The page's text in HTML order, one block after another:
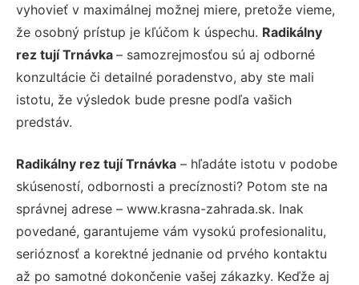
vyhovieť v maximálnej možnej miere, pretože vieme,
že osobný prístup je kľúčom k úspechu. Radikálny
rez tují Trnávka – samozrejmosťou sú aj odborné
konzultácie či detailné poradenstvo, aby ste mali
istotu, že výsledok bude presne podľa vašich
predstáv.
Radikálny rez tují Trnávka – hľadáte istotu v podobe
skúseností, odbornosti a precíznosti? Potom ste na
správnej adrese – www.krasna-zahrada.sk. Inak
povedané, garantujeme vám vysokú profesionalitu,
serióznosť a korektné jednanie od prvého kontaktu
až po samotné dokončenie vašej zákazky. Keďže aj